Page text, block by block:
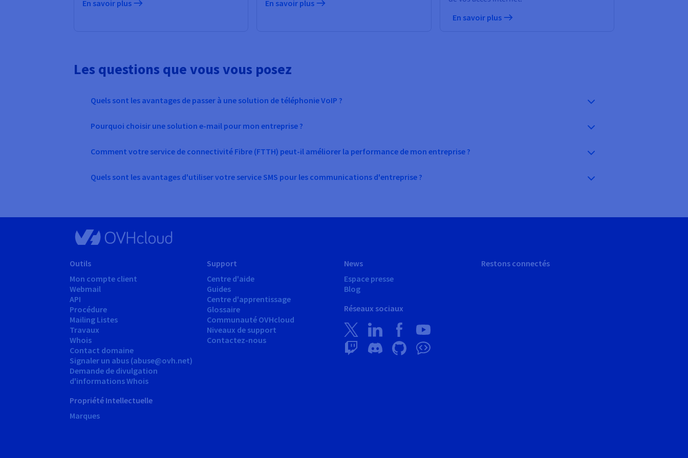
En savoir plus En savoir plus
En savoir plus
Les questions que vous vous posez
Quels sont les avantages de passer à une solution de téléphonie VoIP ?
Pourquoi choisir une solution e-mail pour mon entreprise ?
Comment votre service de connectivité Fibre (FTTH) peut-il améliorer la performance de mon entreprise ?
Quels sont les avantages d'utiliser votre service SMS pour les communications d'entreprise ?
Outils
Mon compte client
Webmail
API
Procédure
Mailing Listes
Travaux
Whois
Contact domaine
Signaler un abus (abuse@ovh.net)
Demande de divulgation
d'informations Whois
Propriété Intellectuelle
Marques
Support
Centre d'aide
Guides
Centre d'apprentissage
Glossaire
Communauté OVHcloud
Niveaux de support
Contactez-nous
News
Espace presse
Blog
Réseaux sociaux
Restons connectés